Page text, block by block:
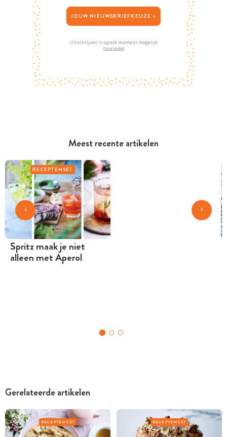
Meest recente artikelen
RECEPTENSET
Spritz maak je niet
alleen met Aperol
JOUW NIEUWSBRIEFKEUZE >
Uitschrijven is op elk moment mogelijk
Privacybeleid
Gerelateerde artikelen
RECEPTENSET RECEPTENSET